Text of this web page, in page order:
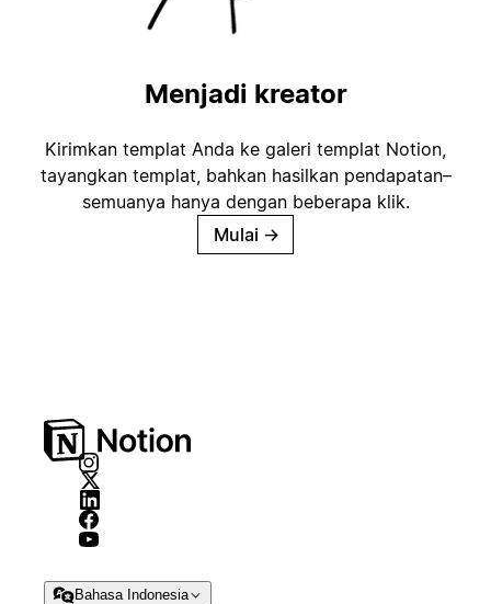
Menjadi kreator
Kirimkan templat Anda ke galeri templat Notion,
tayangkan templat, bahkan hasilkan pendapatan–
semuanya hanya dengan beberapa klik.
Mulai →
Bahasa Indonesia